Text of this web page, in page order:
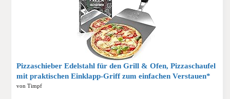
Pizzaschieber Edelstahl für den Grill & Ofen, Pizzaschaufel
mit praktischen Einklapp-Griff zum einfachen Verstauen*
von Timpf